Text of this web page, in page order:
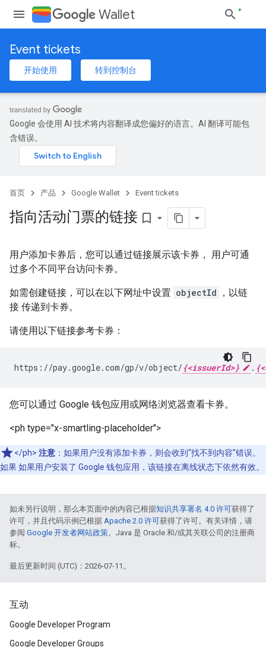
Wallet
Event tickets
开始使用 转到控制台
Google 会使用 AI 技术将内容翻译成您偏好的语言。AI 翻译可能包
含错误。
首页 产品 Google Wallet Event tickets
指向活动门票的链接 bookmark_border
用户添加卡券后，您可以通过链接展示该卡券， 用户可通
过多个不同平台访问卡券。
如需创建链接，可以在以下网址中设置 objectId
，以链
接 传递到卡券。
请使用以下链接参考卡券：
https://pay.google.com/gp/v/object/ {<issuerId>} .
您可以通过 Google 钱包应用或网络浏览器查看卡券。
<ph type="x-smartling-placeholder">
</ph> 注意 ：如果用户没有添加卡券，则会收到“找不到内容”错误。
如果 如果用户安装了 Google 钱包应用，该链接在离线状态下依然有效。
如未另行说明，那么本页面中的内容已根据知识共享署名 4.0 许可获得了
许可，并且代码示例已根据 Apache 2.0 许可获得了许可。有关详情，请
参阅 Google 开发者网站政策。Java 是 Oracle 和/或其关联公司的注册商
标。
最后更新时间 (UTC)：2026-07-11。
互动
Google Developer Program
Google Developer Groups